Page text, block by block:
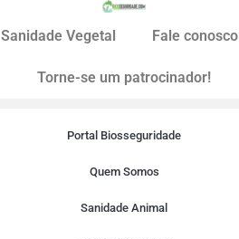
Sanidade Vegetal Fale conosco
Torne-se um patrocinador!
Portal Biosseguridade
Quem Somos
Sanidade Animal